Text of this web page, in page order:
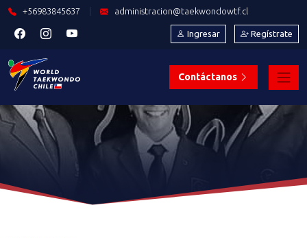
+56983845637 administracion@taekwondowtf.cl
Ingresar Regístrate
Contáctanos